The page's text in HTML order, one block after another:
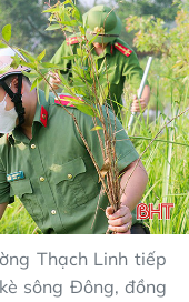
Thạch Linh tiếp
sông Đông, đồng